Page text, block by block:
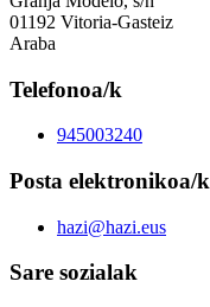
01192 Vitoria-Gasteiz
Araba
Telefonoa/k
945003240
Posta elektronikoa/k
hazi@hazi.eus
Sare sozialak